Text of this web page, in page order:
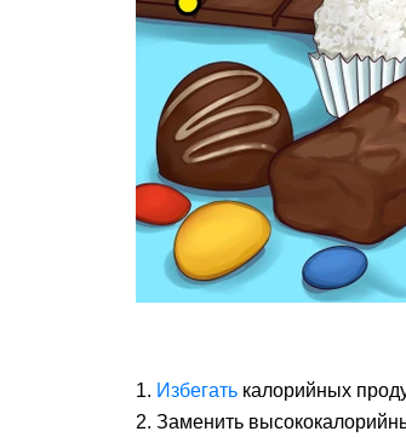
Избегать калорийных
Заменить